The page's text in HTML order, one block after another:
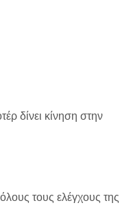
δίνει κίνηση στην
τους ελέγχους της